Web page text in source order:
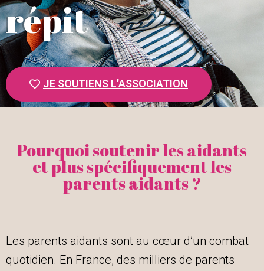
répit
JE SOUTIENS L'ASSOCIATION
Pourquoi soutenir les aidants
et plus spécifiquement les
parents aidants ?
Les parents aidants sont au cœur d’un combat
quotidien. En France, des milliers de parents